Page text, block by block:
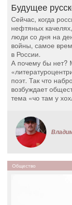
Будущее
Сейчас, когда
нефтяных
люди со дня на
войны, самое
в России.
А почему бы
поэт. Так что
возбуждает
тема «чо там у
Общество